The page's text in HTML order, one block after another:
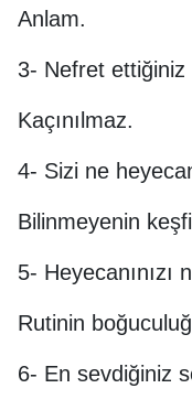
Anlam.
3- Nefret
Kaçınılmaz.
4- Sizi ne
Bilinmeyenin
5- Heyecanınızı
Rutinin
6- En sevdiğiniz